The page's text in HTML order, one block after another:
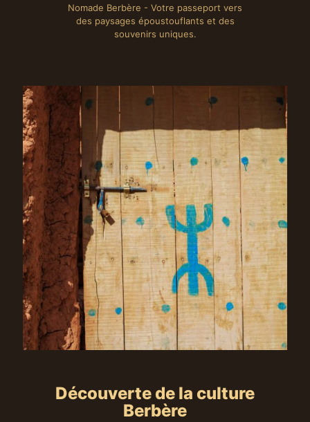
Nomade Berbère - Votre passeport vers
des paysages époustouflants et des
souvenirs uniques.
Découverte de la culture
Berbère